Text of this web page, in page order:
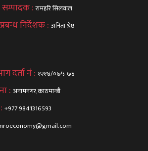
सम्पादक :रामहरि सिलवाल
प्रबन्ध निर्देशक : अनिता श्रेष्ठ
दर्ता नं : १२१४/०७५-७६
: अनामनगर,काठमान्डौ
+977 9841316593